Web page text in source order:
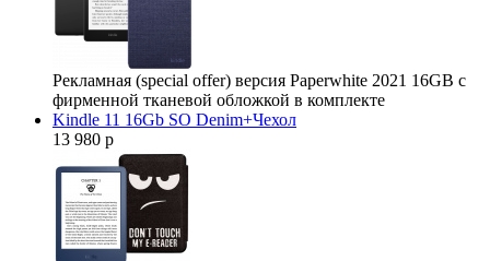
Рекламная (special offer) версия Paperwhite 2021 16GB с
фирменной тканевой обложкой в комплекте
Kindle 11 16Gb SO Denim+Чехол
13 980 р